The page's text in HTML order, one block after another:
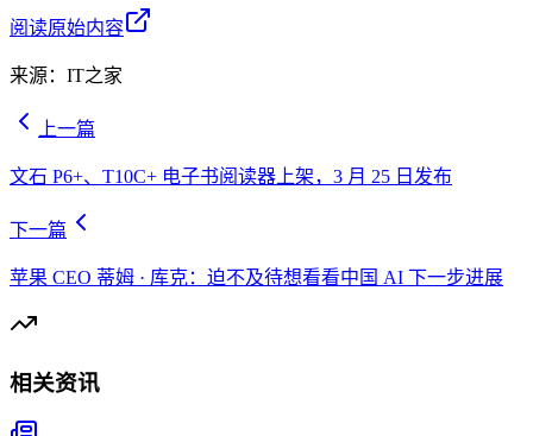
阅读原始内容
来源： IT之家
上一篇
文石 P6+、T10C+ 电子书阅读器上架，3 月 25 日发布
下一篇
苹果 CEO 蒂姆 · 库克：迫不及待想看看中国 AI 下一步进展
相关资讯